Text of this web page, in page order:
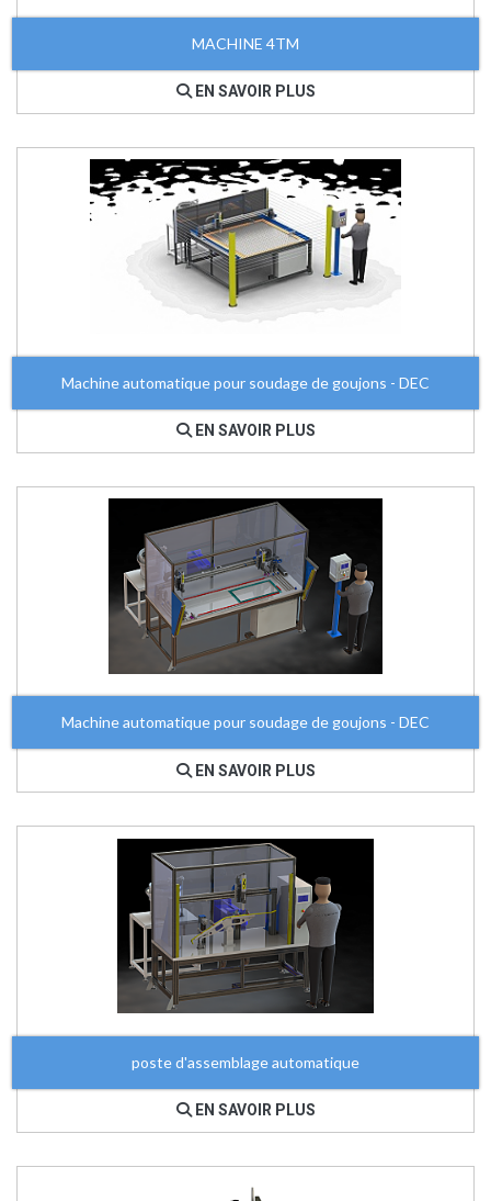
MACHINE 4TM
EN SAVOIR PLUS
Machine automatique pour soudage de goujons - DEC
EN SAVOIR PLUS
Machine automatique pour soudage de goujons - DEC
EN SAVOIR PLUS
poste d'assemblage automatique
EN SAVOIR PLUS